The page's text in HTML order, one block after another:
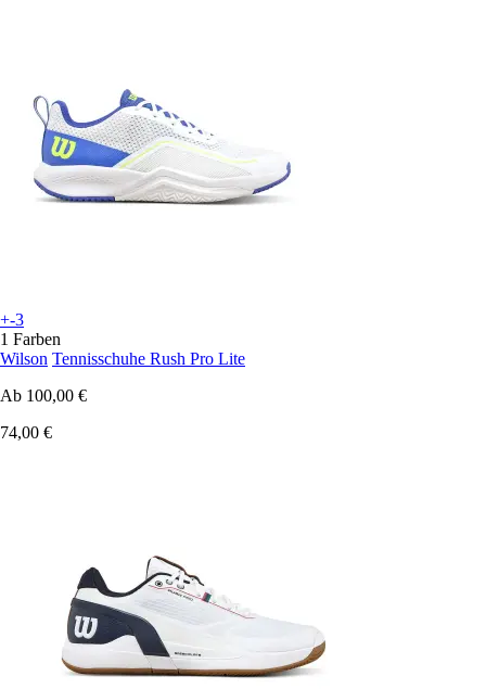
+-3
1 Farben
Wilson Tennisschuhe Rush Pro Lite
Ab 100,00 €
74,00 €